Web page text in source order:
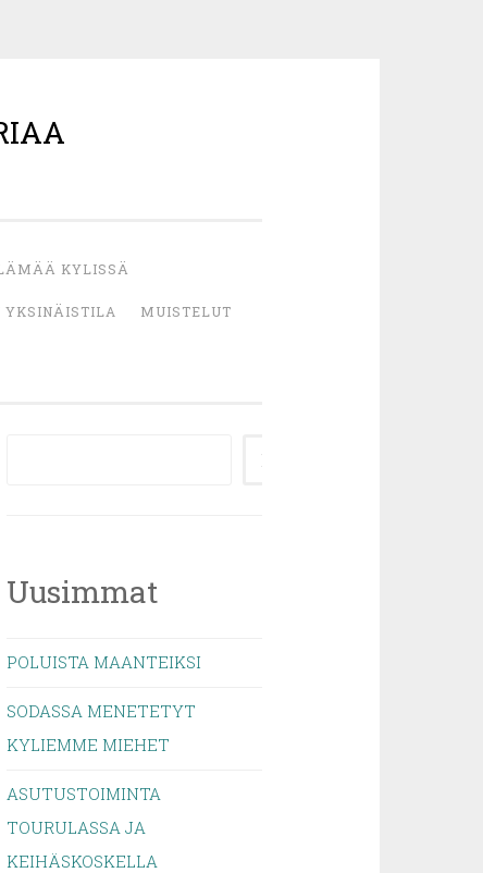
KYLISSÄ
YKSINÄISTILA MUISTELUT
ETSI
Uusimmat
POLUISTA MAANTEIKSI
SODASSA MENETETYT
KYLIEMME MIEHET
ASUTUSTOIMINTA
TOURULASSA JA
KEIHÄSKOSKELLA